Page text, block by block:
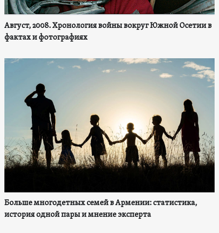
Август, 2008. Хронология войны вокруг Южной Осетии в
фактах и фотографиях
Больше многодетных семей в Армении: статистика,
история одной пары и мнение эксперта